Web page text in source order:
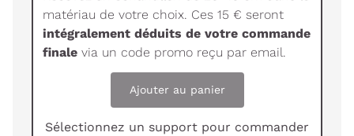
matériau de votre choix. Ces 15 € seront
intégralement déduits de votre commande
finale via un code promo reçu par email.
Ajouter au panier
Sélectionnez un support pour commander